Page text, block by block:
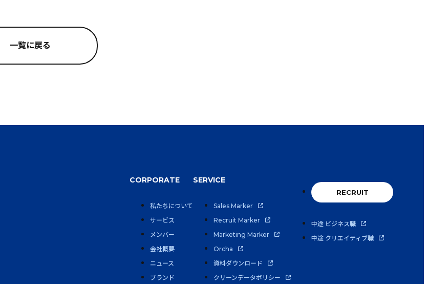
一覧に戻る
CORPORATE
私たちについて
サービス
メンバー
会社概要
ニュース
ブランド
SERVICE
Sales Marker
Recruit Marker
Marketing Marker
Orcha
資料ダウンロード
クリーンデータポリシー
RECRUIT
中途 ビジネス職
中途 クリエイティブ職